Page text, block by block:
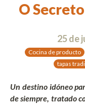
O
25 de
Cocina de producto
tapas
Un destino idóneo
de siempre, tratado